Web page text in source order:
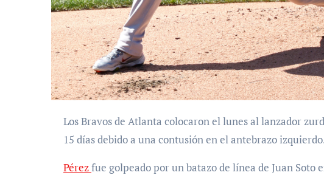
Los Bravos de Atlanta colocaron el lunes al lanzador zurdo Martín Pérez en la lista de lesionados de
15 días debido a una contusión en el antebrazo
Pérezfue golpeado por un batazo de línea de Juan